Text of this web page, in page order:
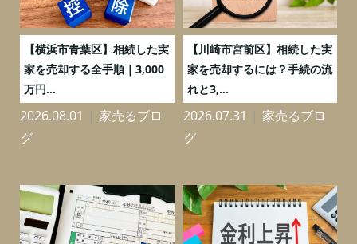
【横浜市青葉区】相続した実
家を売却する全手順｜3,000
万円...
2026.08.01
家売るブロ
グ
【川崎市宮前区】相続した実
家を売却するには？手続の流
れと3,...
2026.07.31
家売るブロ
グ